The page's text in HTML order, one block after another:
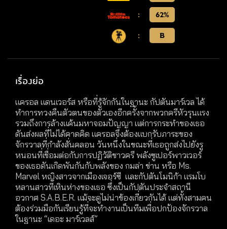
:
62%
:
B
เรื่องย่อ
แครอล แดนเวอร์ส หรือที่รู้จักกันในฐานะ กัปตันมาร์เวล ได้
ทำการทวงคืนตัวตนของตัวเองอีกครั้งจากพวกครีหัวรุนแรง
รวมถึงการล้างแค้นมหาจอมปัญญา แต่การกระทำของเธอ
ดันส่งผลที่ไม่ได้คาดคิด แครอลจึงต้องแบกรับภาระของ
จักรวาลที่กำลังสั่นคลอน วันหนึ่งในขณะที่เธอถูกส่งไปยังรู
หนอนที่เชื่อมต่อกับการปฏิวัติชาวครี พลังซูเปอร์พาวเวอร์
ของเธอดันเกิดพันกันกับพลังของ กมล่า ข่าน หรือ Ms.
Marvel หญิงสาวจากเมืองเจอร์ซี และกัปตันโมนิก้า แรมโบ
หลานสาวที่เหินห่างของเธอ ซึ่งเป็นกัปตันประจำสถานี
อวกาศ S.A.B.E.R. แม้จะดูไม่น่าข้องเกี่ยวกันได้ แต่ทั้งสามคน
ต้องร่วมมือกันเรียนรู้ที่จะทำงานเป็นทีมเพื่อปกป้องจักรวาล
ในฐานะ “เดอะ มาร์เวลส์”